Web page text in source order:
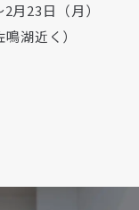
月23日（月）
湖近く）